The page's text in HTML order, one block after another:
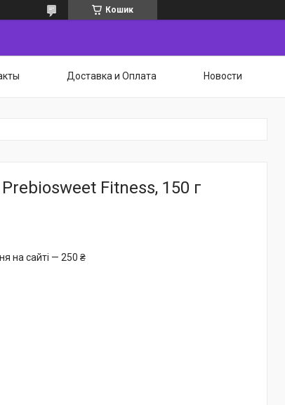
Кошик
Доставка и Оплата Новости
Fitness, 150 г
на сайті — 250 ₴